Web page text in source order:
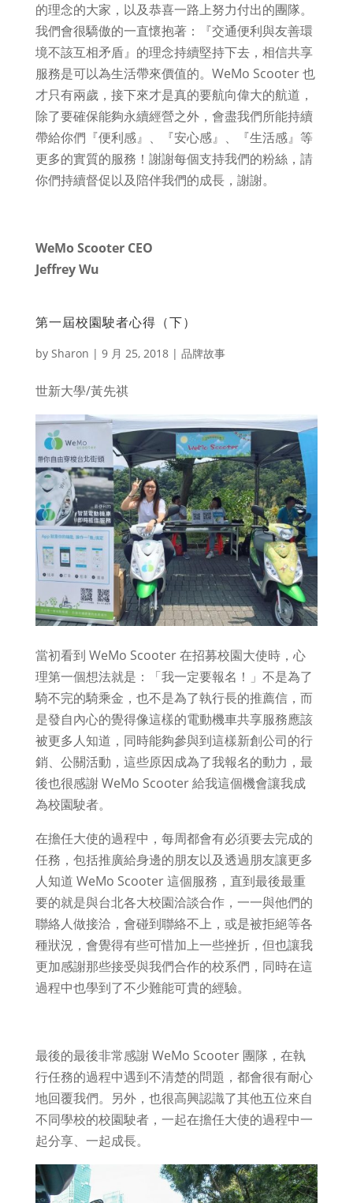
的理念的大家，以及恭喜一路上努力付出的團隊。
我們會很驕傲的一直懷抱著：『交通便利與友善環
境不該互相矛盾』的理念持續堅持下去，相信共享
服務是可以為生活帶來價值的。WeMo Scooter 也
才只有兩歲，接下來才是真的要航向偉大的航道，
除了要確保能夠永續經營之外，會盡我們所能持續
帶給你們『便利感』、『安心感』、『生活感』等
更多的實質的服務！謝謝每個支持我們的粉絲，請
你們持續督促以及陪伴我們的成長，謝謝。
WeMo Scooter CEO
Jeffrey Wu
第一屆校園駛者心得（下）
by Sharon | 9 月 25, 2018| 品牌故事
世新大學/黃先祺
當初看到 WeMo Scooter 在招募校園大使時，心
理第一個想法就是：「我一定要報名！」不是為了
騎不完的騎乘金，也不是為了執行長的推薦信，而
是發自內心的覺得像這樣的電動機車共享服務應該
被更多人知道，同時能夠參與到這樣新創公司的行
銷、公關活動，這些原因成為了我報名的動力，最
後也很感謝 WeMo Scooter 給我這個機會讓我成
為校園駛者。
在擔任大使的過程中，每周都會有必須要去完成的
任務，包括推廣給身邊的朋友以及透過朋友讓更多
人知道 WeMo Scooter 這個服務，直到最後最重
要的就是與台北各大校園洽談合作，一一與他們的
聯絡人做接洽，會碰到聯絡不上，或是被拒絕等各
種狀況，會覺得有些可惜加上一些挫折，但也讓我
更加感謝那些接受與我們合作的校系們，同時在這
過程中也學到了不少難能可貴的經驗。
最後的最後非常感謝 WeMo Scooter 團隊，在執
行任務的過程中遇到不清楚的問題，都會很有耐心
地回覆我們。另外，也很高興認識了其他五位來自
不同學校的校園駛者，一起在擔任大使的過程中一
起分享、一起成長。